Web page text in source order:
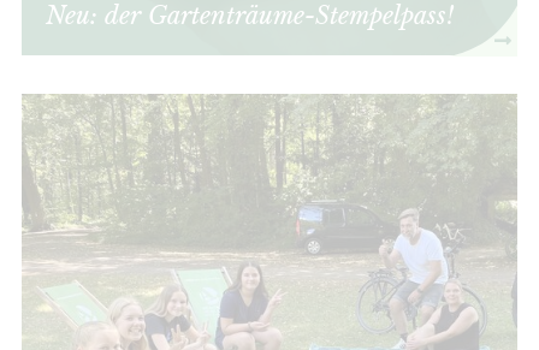
Neu: der Gartenträume-Stempelpass!